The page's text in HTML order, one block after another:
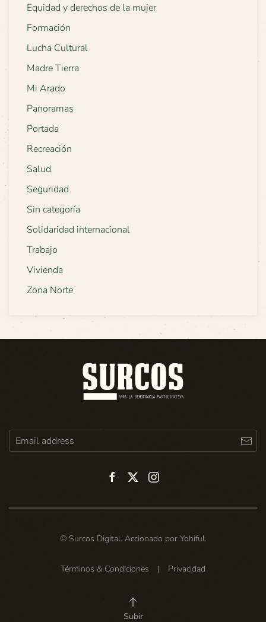
Equidad y derechos de la mujer
Formación
Lucha Cultural
Madre Tierra
Mi Arado
Panoramas
Portada
Recreación
Salud
Seguridad
Sin categoría
Solidaridad internacional
Trabajo
Vivienda
Zona Norte
© Surcos Digital. Accionado por Yohiful.
Términos & Condiciones | Privacidad
Subir